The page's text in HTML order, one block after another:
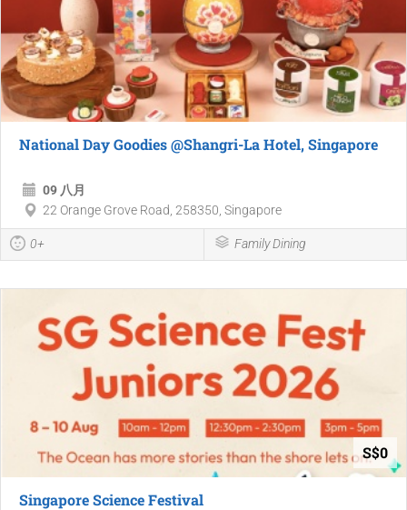
National Day Goodies @Shangri-La Hotel, Singapore
09 八月
22 Orange Grove Road, 258350, Singapore
0+ Family Dining
S$0
Singapore Science Festival